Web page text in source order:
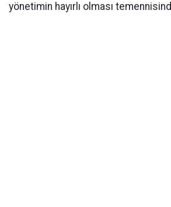
yönetimin hayırlı olması